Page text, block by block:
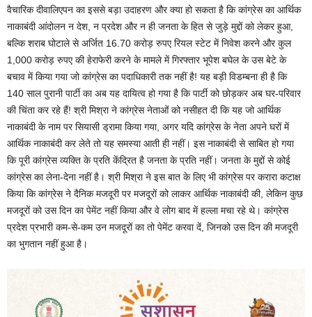
वैचारिक दीवालिएपन का इससे बड़ा उदाहरण और क्या हो सकता है कि कांग्रेस का आर्थिक
नाकाबंदी आंदोलन न देश, न प्रदेश और न ही जनता के हित से जुड़े मुद्दों को लेकर हुआ,
बल्कि शराब घोटाले से अर्जित 16.70 करोड़ रुपए रियल स्टेट में निवेश करने और कुल
1,000 करोड़ रुपए की हेराफेरी करने के मामले में गिरफ्तार भूपेश बघेल के उस बेटे के
बचाव में किया गया जो कांग्रेस का पदाधिकारी तक नहीं है! यह बड़ी विडम्बना ही है कि
140 साल पुरानी पार्टी का अब यह दायित्व हो गया है कि पार्टी को छोड़कर अब घर-परिवार
की चिंता कर रहे हैं! श्री मिश्रा ने कांग्रेस नेताओं को नसीहत दी कि यह जो आर्थिक
नाकाबंदी के नाम पर सियासी ड्रामा किया गया, अगर यदि कांग्रेस के नेता अपने घरों में
आर्थिक नाकाबंदी कर लेते तो यह समस्या आती ही नहीं। इस नाकाबंदी से साबित हो गया
कि पूरी कांग्रेस व्यक्ति के प्रति केंद्रित है जनता के प्रति नहीं। जनता के मुद्दों से कोई
कांग्रेस का लेना-देना नहीं है। श्री मिश्रा ने इस बात के लिए भी कांग्रेस पर करारा कटाक्ष
किया कि कांग्रेस ने दैनिक मजदूरी पर मजदूरों को लाकर आर्थिक नाकाबंदी की, लेकिन कुछ
मजदूरों को उस दिन का पेमेंट नहीं किया और वे लोग बाद में हल्ला मचा रहे थे। कांग्रेस
प्रदेश प्रभारी कम-से-कम उन मजदूरों का तो पेमेंट करवा दें, जिनको उस दिन की मजदूरी
का भुगतान नहीं हुआ है।